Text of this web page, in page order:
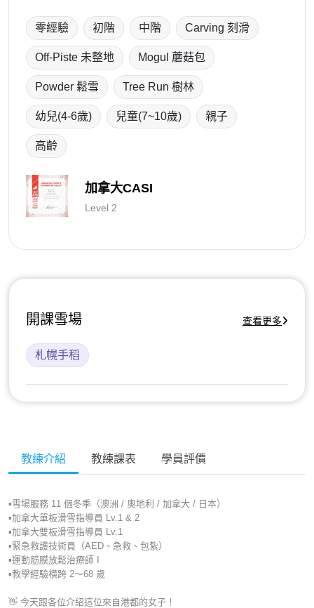
教練介紹 教練課表 學員評價
▪︎雪場服務 11 個冬季（澳洲 / 奧地利 / 加拿大 / 日本）
▪︎加拿大單板滑雪指導員 Lv.1 & 2
▪︎加拿大雙板滑雪指導員 Lv.1
▪︎緊急救護技術員（AED、急救、包紮）
▪︎運動筋膜放鬆治療師 I
▪︎教學經驗橫跨 2～68 歲
👋 今天跟各位介紹這位來自港都的女子！
零經驗 初階 中階 Carving 刻滑
Off-Piste 未整地 Mogul 蘑菇包
Powder 鬆雪 Tree Run 樹林
幼兒(4-6歲) 兒童(7~10歲) 親子
高齡
加拿大CASI
Level 2
開課雪場 查看更多
札幌手稻